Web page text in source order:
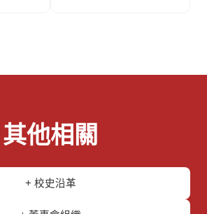
其他相關
+ 校史沿革